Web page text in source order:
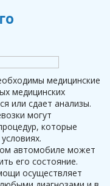
медицинские
медицинских
или сдает анализы.
могут
которые
автомобиле может
его состояние.
осуществляет